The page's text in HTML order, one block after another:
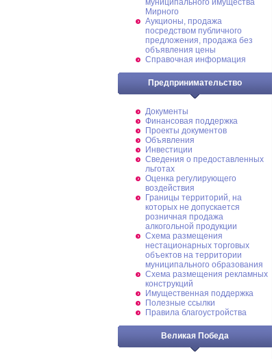
муниципального имущества
Мирного
Аукционы, продажа
посредством публичного
предложения, продажа без
объявления цены
Справочная информация
Предпринимательство
Документы
Финансовая поддержка
Проекты документов
Объявления
Инвестиции
Сведения о предоставленных
льготах
Оценка регулирующего
воздействия
Границы территорий, на
которых не допускается
розничная продажа
алкогольной продукции
Схема размещения
нестационарных торговых
объектов на территории
муниципального образования
Схема размещения рекламных
конструкций
Имущественная поддержка
Полезные ссылки
Правила благоустройства
Великая Победа